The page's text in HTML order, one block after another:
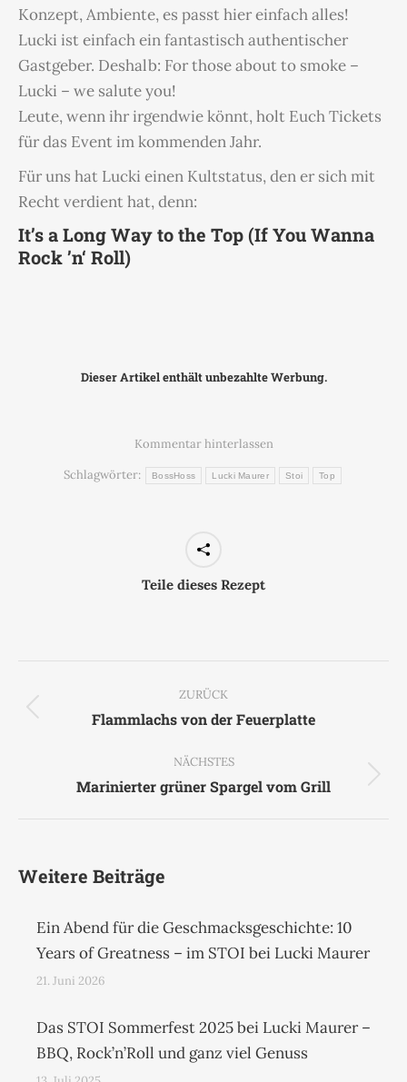
Konzept, Ambiente, es passt hier einfach alles!
Lucki ist einfach ein fantastisch authentischer
Gastgeber. Deshalb: For those about to smoke –
Lucki – we salute you!
Leute, wenn ihr irgendwie könnt, holt Euch Tickets
für das Event im kommenden Jahr.
Für uns hat Lucki einen Kultstatus, den er sich mit
Recht verdient hat, denn:
It’s a Long Way to the Top (If You Wanna
Rock ’n‘ Roll)
Dieser Artikel enthält unbezahlte Werbung.
Kommentar hinterlassen
Schlagwörter:
BossHoss Lucki Maurer Stoi Top
Teile dieses Rezept
ZURÜCK
Vorheriger
Flammlachs von der Feuerplatte
NÄCHSTES
Nächster
Marinierter grüner Spargel vom Grill
Weitere Beiträge
Ein Abend für die Geschmacksgeschichte: 10
Years of Greatness – im STOI bei Lucki Maurer
21. Juni 2026
Das STOI Sommerfest 2025 bei Lucki Maurer –
BBQ, Rock’n’Roll und ganz viel Genuss